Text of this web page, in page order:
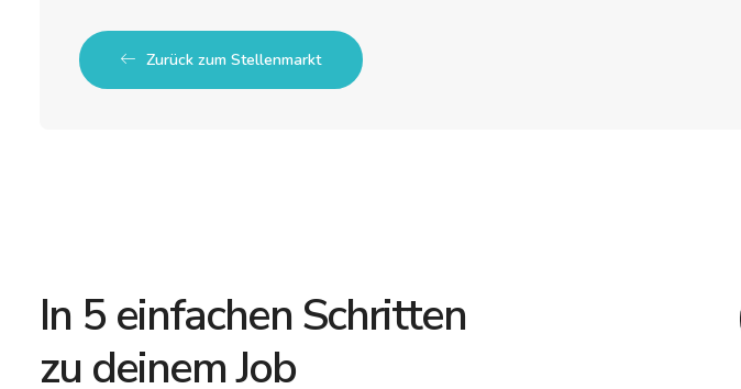
Zurück zum Stellenmarkt
In 5 einfachen Schritten
zu deinem Job